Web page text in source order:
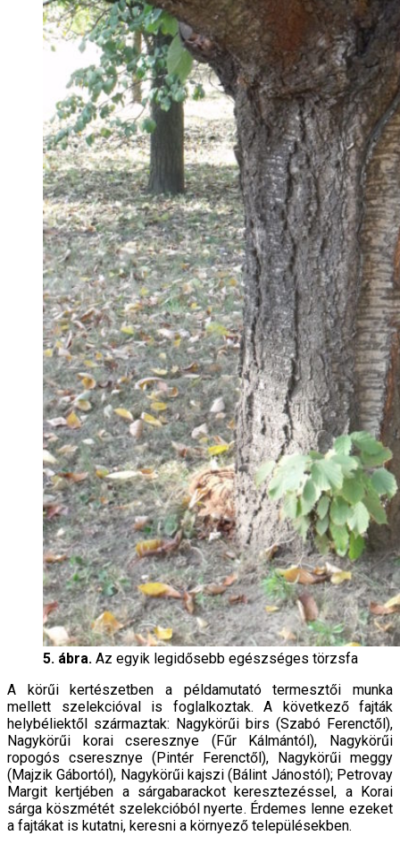
5. ábra. Az egyik legidősebb egészséges törzsfa
A körűi kertészetben a példamutató termesztői munka
mellett szelekcióval is foglalkoztak. A következő fajták
helybéliektől származtak: Nagykörűi birs (Szabó Ferenctől),
Nagykörűi korai cseresznye (Fűr Kálmántól), Nagykörűi
ropogós cseresznye (Pintér Ferenctől), Nagykörűi meggy
(Majzik Gábortól), Nagykörűi kajszi (Bálint Jánostól); Petrovay
Margit kertjében a sárgabarackot keresztezéssel, a Korai
sárga köszmétét szelekcióból nyerte. Érdemes lenne ezeket
a fajtákat is kutatni, keresni a környező településekben.